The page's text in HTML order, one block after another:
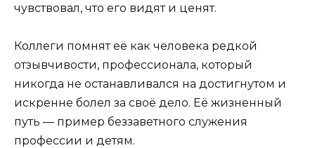
чувствовал, что его видят и ценят.
Коллеги помнят её как человека редкой
отзывчивости, профессионала, который
никогда не останавливался на достигнутом и
искренне болел за своё дело. Её жизненный
путь — пример беззаветного служения
профессии и детям.